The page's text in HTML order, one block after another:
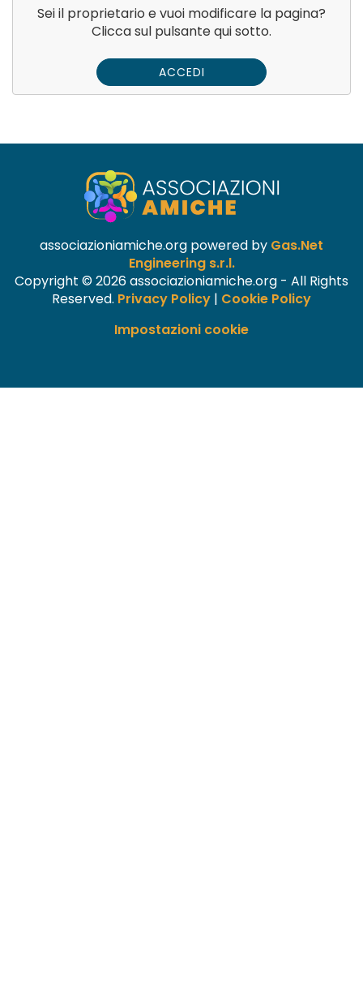
Sei il proprietario e vuoi modificare la pagina?
Clicca sul pulsante qui sotto.
ACCEDI
associazioniamiche.org powered by Gas.Net
Engineering s.r.l.
Copyright © 2026 associazioniamiche.org - All Rights
Reserved. Privacy Policy | Cookie Policy
Impostazioni cookie